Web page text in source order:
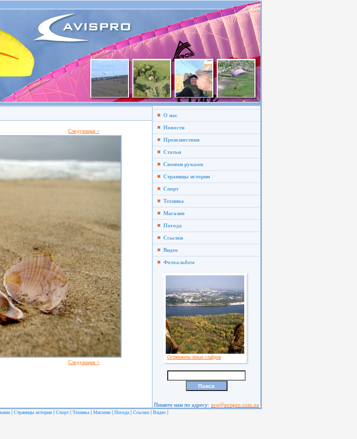
Следующая >
Следующая >
О нас
Новости
Происшествия
Статьи
Своими руками
Страницы истории
Спорт
Техника
Магазин
Погода
Ссылки
Видео
Фотоальбом
Остановить показ слайдов
Пишите нам по адресу: avp@avispro.com.ua
| Страницы истории | Спорт| Техника | Магазин | Погода | Ссылки | Видео |